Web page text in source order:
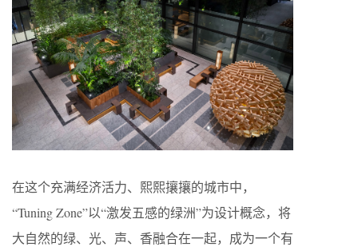
在这个充满经济活力、熙熙攘攘的城市中，
“Tuning Zone”以“激发五感的绿洲”为设计概念，将
大自然的绿、光、声、香融合在一起，成为一个有